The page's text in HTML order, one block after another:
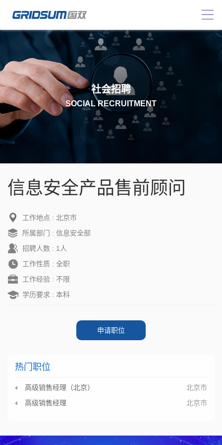
社会招聘
SOCIAL RECRUITMENT
信息安全产品售前顾问
工作地点 : 北京市
所属部门 : 信息安全部
招聘人数 : 1人
工作性质 : 全职
工作经验 : 不限
学历要求 : 本科
申请职位
热门职位
北京市
高级销售经理（北京）
北京市
高级销售经理